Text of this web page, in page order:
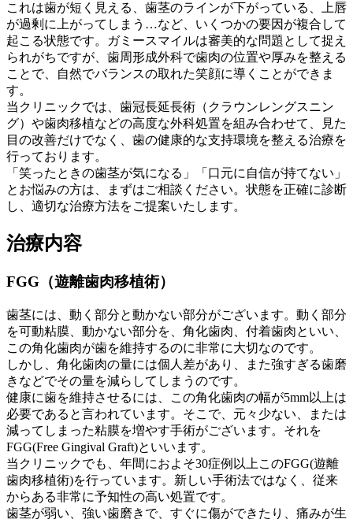
これは歯が短く見える、歯茎のラインが下がっている、上唇
が過剰に上がってしまう…など、いくつかの要因が複合して
起こる状態です。ガミースマイルは審美的な問題として捉え
られがちですが、歯周形成外科で歯肉の位置や厚みを整える
ことで、自然でバランスの取れた笑顔に導くことができま
す。
当クリニックでは、歯冠長延長術（クラウンレングスニン
グ）や歯肉移植などの高度な外科処置を組み合わせて、見た
目の改善だけでなく、歯の健康的な支持環境を整える治療を
行っております。
「笑ったときの歯茎が気になる」「口元に自信が持てない」
とお悩みの方は、まずはご相談ください。状態を正確に診断
し、適切な治療方法をご提案いたします。
治療内容
FGG（遊離歯肉移植術）
歯茎には、動く部分と動かない部分がございます。動く部分
を可動粘膜、動かない部分を、角化歯肉、付着歯肉といい、
この角化歯肉が歯を維持するのに非常に大切なのです。
しかし、角化歯肉の量には個人差があり、また強すぎる歯磨
きなどでその量を減らしてしまうのです。
健康に歯を維持させるには、この角化歯肉の幅が5mm以上は
必要であると言われています。そこで、元々少ない、または
減ってしまった粘膜を増やす手術がございます。それを
FGG(Free Gingival Graft)といいます。
当クリニックでも、年間におよそ30症例以上このFGG(遊離
歯肉移植術)を行っています。新しい手術法ではなく、従来
からある非常に予知性の高い処置です。
歯茎が弱い、強い歯磨きで、すぐに傷ができたり、痛みが生